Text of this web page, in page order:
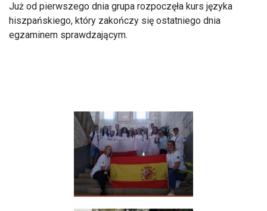
Już od pierwszego dnia grupa rozpoczęła kurs języka
hiszpańskiego, który zakończy się ostatniego dnia
egzaminem sprawdzającym.